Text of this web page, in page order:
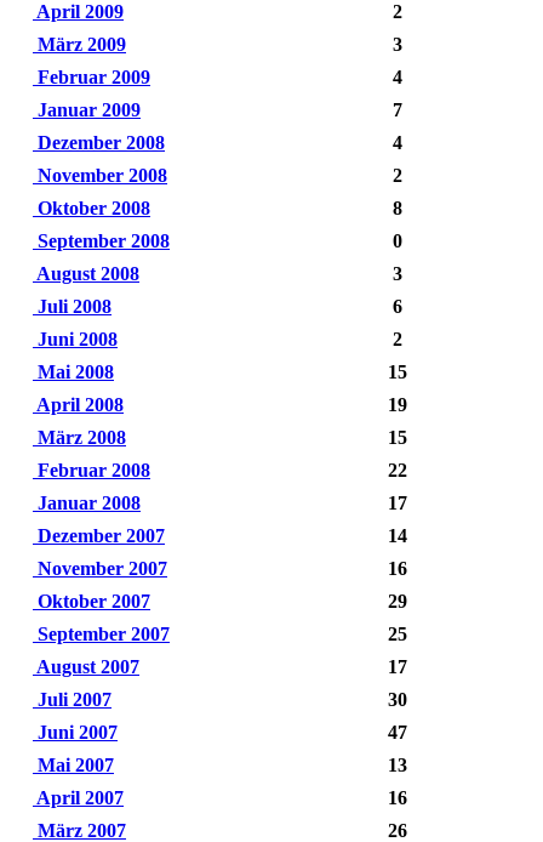
April 2009
2
März 2009
3
Februar 2009
4
Januar 2009
7
Dezember 2008
4
November 2008
2
Oktober 2008
8
September 2008
0
August 2008
3
Juli 2008
6
Juni 2008
2
Mai 2008
15
April 2008
19
März 2008
15
Februar 2008
22
Januar 2008
17
Dezember 2007
14
November 2007
16
Oktober 2007
29
September 2007
25
August 2007
17
Juli 2007
30
Juni 2007
47
Mai 2007
13
April 2007
16
März 2007
26